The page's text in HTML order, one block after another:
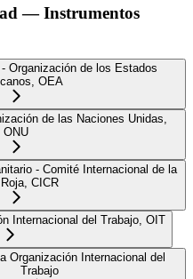
— Instrumentos
Organización de los Estados
OEA
de las Naciones Unidas,
ONU
- Comité Internacional de la
CICR
Internacional del Trabajo, OIT
Organización Internacional del
Trabajo